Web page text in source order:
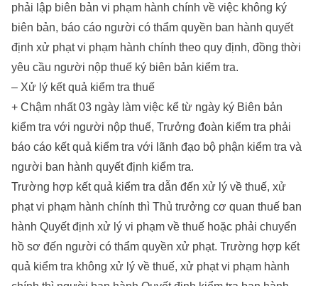
phải lập biên bản vi phạm hành chính về việc không ký
biên bản, báo cáo người có thẩm quyền ban hành quyết
định xử phạt vi phạm hành chính theo quy định, đồng thời
yêu cầu người nộp thuế ký biên bản kiểm tra.
– Xử lý kết quả kiểm tra thuế
+ Chậm nhất 03 ngày làm việc kể từ ngày ký Biên bản
kiểm tra với người nộp thuế, Trưởng đoàn kiểm tra phải
báo cáo kết quả kiểm tra với lãnh đạo bộ phận kiểm tra và
người ban hành quyết định kiểm tra.
Trường hợp kết quả kiểm tra dẫn đến xử lý về thuế, xử
phạt vi phạm hành chính thì Thủ trưởng cơ quan thuế ban
hành Quyết định xử lý vi phạm về thuế hoặc phải chuyển
hồ sơ đến người có thẩm quyền xử phạt. Trường hợp kết
quả kiểm tra không xử lý về thuế, xử phạt vi phạm hành